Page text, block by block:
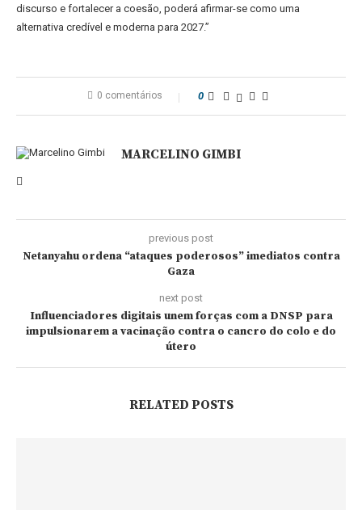
discurso e fortalecer a coesão, poderá afirmar-se como uma
alternativa credível e moderna para 2027.”
0 comentários 0
MARCELINO GIMBI
previous post
Netanyahu ordena “ataques poderosos” imediatos contra
Gaza
next post
Influenciadores digitais unem forças com a DNSP para
impulsionarem a vacinação contra o cancro do colo e do
útero
RELATED POSTS